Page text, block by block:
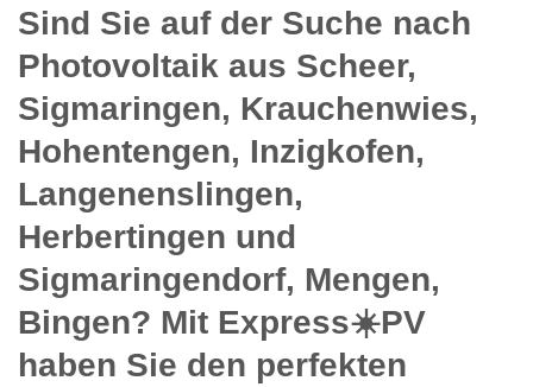
Sind Sie auf der Suche nach
Photovoltaik aus Scheer,
Sigmaringen, Krauchenwies,
Hohentengen, Inzigkofen,
Langenenslingen,
Herbertingen und
Sigmaringendorf, Mengen,
Bingen? Mit Express☀️PV️
haben Sie den perfekten